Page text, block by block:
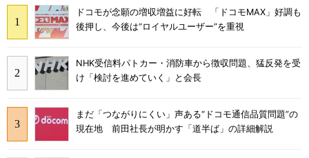
ドコモが念願の増収増益に好転 「ドコモMAX」好調も
後押し、今後は“ロイヤルユーザー”を重視
NHK受信料パトカー・消防車から徴収問題、猛反発を受
け「検討を進めていく」と会長
まだ「つながりにくい」声ある“ドコモ通信品質問題”の
現在地 前田社長が明かす「道半ば」の詳細解説